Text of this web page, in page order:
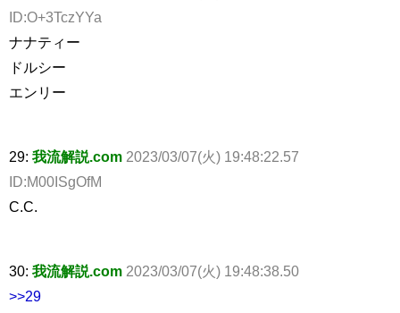
ID:O+3TczYYa
ナナティー
ドルシー
エンリー
29: 我流解説.com 2023/03/07(火) 19:48:22.57
ID:M00ISgOfM
C.C.
30: 我流解説.com 2023/03/07(火) 19:48:38.50
>>29